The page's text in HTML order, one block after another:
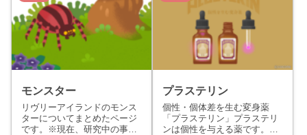
モンスター
リヴリーアイランドのモンス
ターについてまとめたページ
です。※現在、研究中の事柄
プラステリン
個性・個体差を生む変身薬
「プラステリン」プラステリ
ンは個性を与える薬です。主